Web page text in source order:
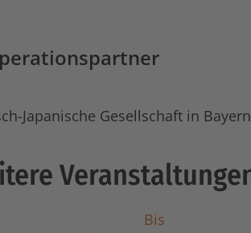
Japanische Gesellschaft in
Bis